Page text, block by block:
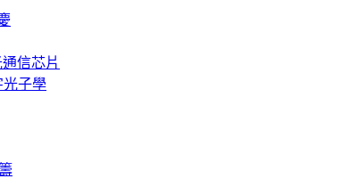
信芯片
光子學